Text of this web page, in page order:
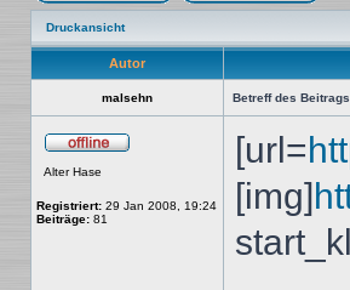
Ein neues Thema erstellenAuf
Druckansicht
Autor
malsehn Betreff des
Alter Hase
Registriert: 29 Jan 2008, 19:24
Beiträge: 81
[url=
[img]